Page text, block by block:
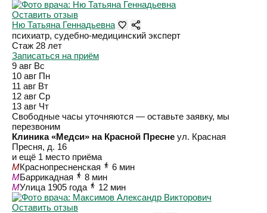
Оставить отзыв
Ню Татьяна Геннадьевна
психиатр, судебно-медицинский эксперт
Стаж 28 лет
Записаться на приём
9 авг Вс
10 авг Пн
11 авг Вт
12 авг Ср
13 авг Чт
Свободные часы уточняются — оставьте заявку, мы
перезвоним
Клиника «Медси» на Красной Пресне ул. Красная
Пресня, д. 16
и ещё 1 место приёма
MКраснопресненская
6 мин
MБаррикадная
8 мин
MУлица 1905 года
12 мин
Оставить отзыв